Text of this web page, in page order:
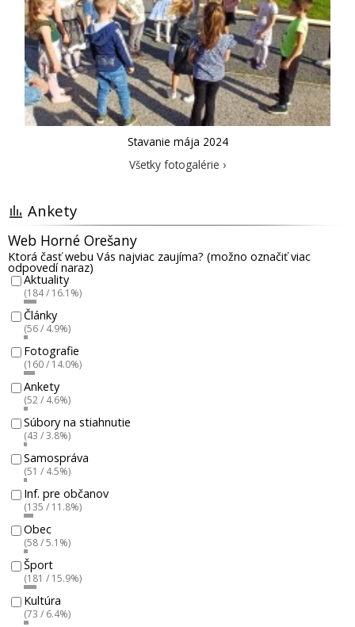
Stavanie mája 2024
Všetky fotogalérie ›
Ankety
Web Horné Orešany
Ktorá časť webu Vás najviac zaujíma? (možno označiť viac
odpovedí naraz)
Aktuality
(184 / 16.1%)
Články
(56 / 4.9%)
Fotografie
(160 / 14.0%)
Ankety
(52 / 4.6%)
Súbory na stiahnutie
(43 / 3.8%)
Samospráva
(51 / 4.5%)
Inf. pre občanov
(135 / 11.8%)
Obec
(58 / 5.1%)
Šport
(181 / 15.9%)
Kultúra
(73 / 6.4%)